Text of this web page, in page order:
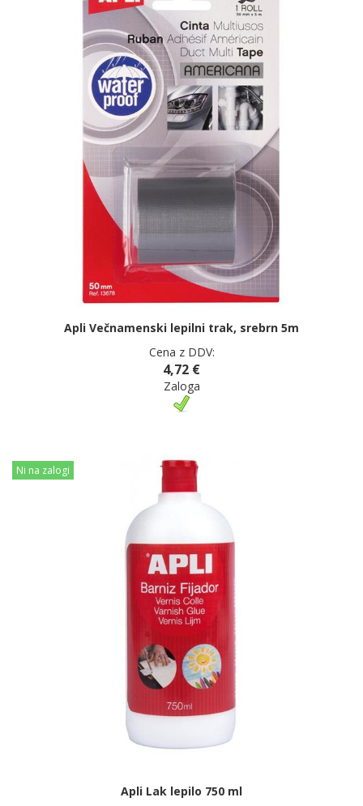
Apli Večnamenski lepilni trak, srebrn 5m
Cena z DDV:
4,72 €
Zaloga
Ni na zalogi
Apli Lak lepilo 750 ml